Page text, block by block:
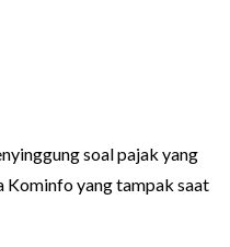
soal pajak yang
Kominfo yang tampak saat